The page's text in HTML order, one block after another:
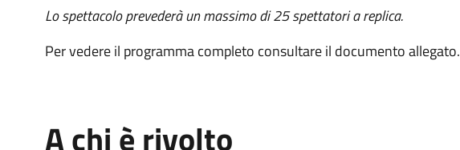
Lo spettacolo prevederà un massimo di 25 spettatori a replica.
Per vedere il programma completo consultare il documento allegato.
A chi è rivolto